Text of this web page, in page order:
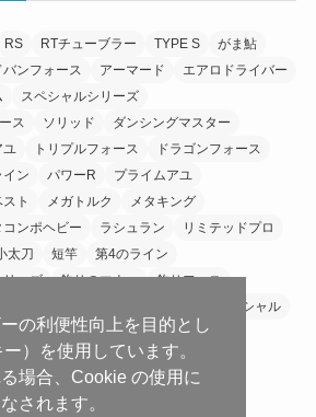
RS RTチューブラー TYPE S
がま鮎
バンフォース アーマード
エアロドライバー
スペシャルシリーズ
ス
ソリッド
ダンシングマスター
トリプルフォース
ドラゴンフォース
ン パワーR
プライムアユ
ト メガトルク
メタキング
コンポヘビー ラシュラン
リミテッドプロ
太刀 短竿
第4のライン
リーズ 釣りのマナー
釣りフェス
銀影競技スペシャル
の利便性向上を目的とし
）を使用しています。
場合、Cookie の使用に
されます。